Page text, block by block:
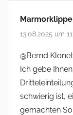
Marmorklippe
13.08.2025 um
@Bernd Klonet
Ich gebe
schwierig ist,
gemachten